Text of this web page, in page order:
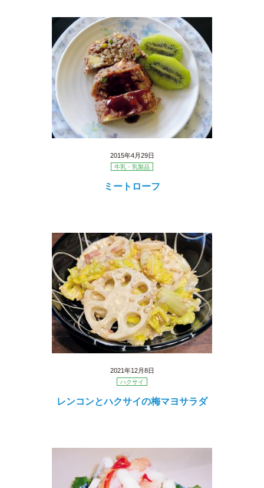
2015年4月29日
牛乳・乳製品
ミートローフ
2021年12月8日
ハクサイ
レンコンとハクサイの梅マヨサラダ